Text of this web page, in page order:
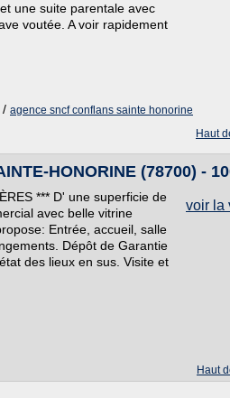
une suite parentale avec
voutée. A voir rapidement
/ agence sncf conflans sainte honorine
Haut
HONORINE (78700) -
voir la
*** D' une superficie de
avec belle vitrine
Entrée, accueil, salle
Dépôt de Garantie
des lieux en sus. Visite et
Haut